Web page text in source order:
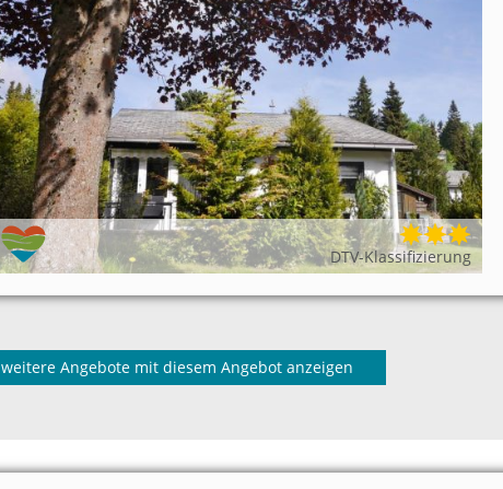
DTV-Klassifizierung
weitere Angebote mit diesem Angebot anzeigen